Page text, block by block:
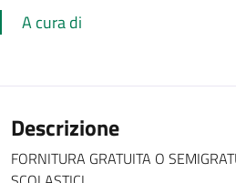
A cura di
Descrizione
FORNITURA GRATUITA O